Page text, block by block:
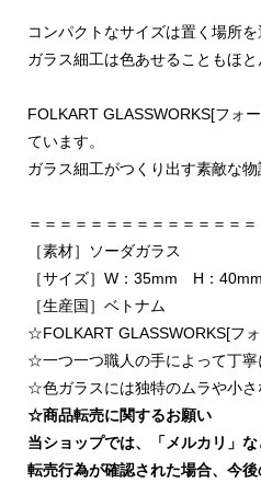
コンパクトなサイズは置く場所
ガラス細工は色あせることもほ
FOLKART GLASSWORKS[フォ
ています。
ガラス細工がつくり出す素敵な
＝＝＝＝＝＝＝＝＝＝＝＝＝＝＝
［素材］ソーダガラス
［サイズ］W：35mm H：
［生産国］ベトナム
☆FOLKART GLASSWORKS[フ
☆一つ一つ職人の手によって丁寧
☆色ガラスには独特のムラや小さ
☆商品転売に関するお願い
当ショップでは、「メルカリ」
転売行為が確認された場合、今